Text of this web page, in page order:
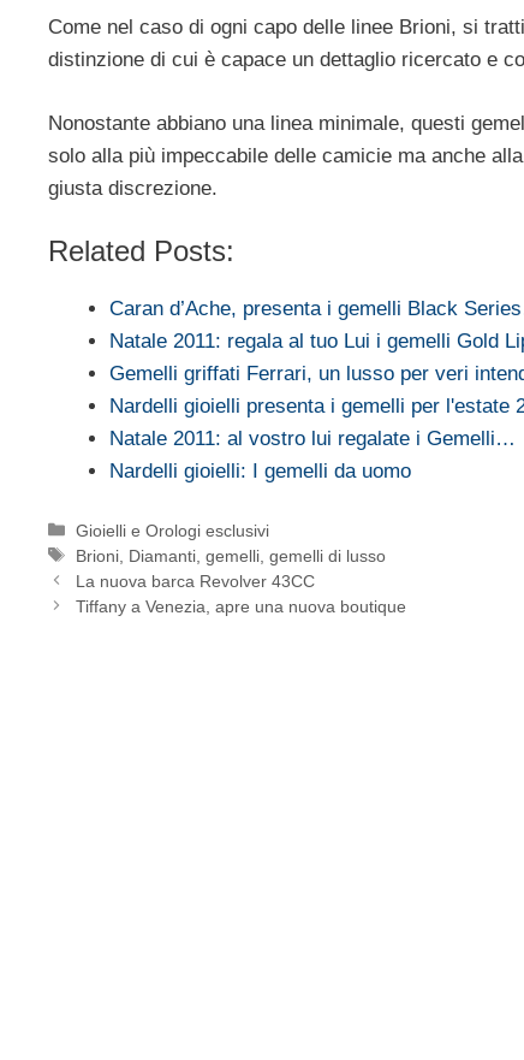
Come nel caso di ogni capo delle linee Brioni, si
distinzione di cui è capace un dettaglio ricercato e
Nonostante abbiano una linea minimale, questi
solo alla più impeccabile delle camicie ma anche
giusta discrezione.
Related Posts:
Caran d’Ache, presenta i gemelli Black
Natale 2011: regala al tuo Lui i gemelli Gold
Gemelli griffati Ferrari, un lusso per veri
Nardelli gioielli presenta i gemelli per l'estate
Natale 2011: al vostro lui regalate i Gemelli…
Nardelli gioielli: I gemelli da uomo
Categorie
Gioielli e Orologi esclusivi
Tag
Brioni Diamanti ,gemelli ,gemelli di lusso
La nuova barca Revolver 43CC
Tiffany a Venezia, apre una nuova boutique